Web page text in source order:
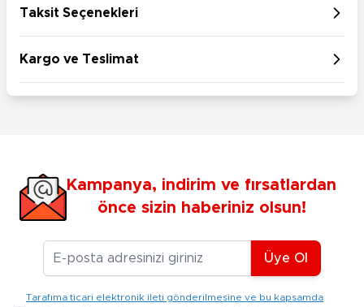
Taksit Seçenekleri
Kargo ve Teslimat
Kampanya, indirim ve fırsatlardan
önce sizin haberiniz olsun!
E-posta Adresiniz
Üye Ol
Tarafıma ticari elektronik ileti gönderilmesine ve bu kapsamda